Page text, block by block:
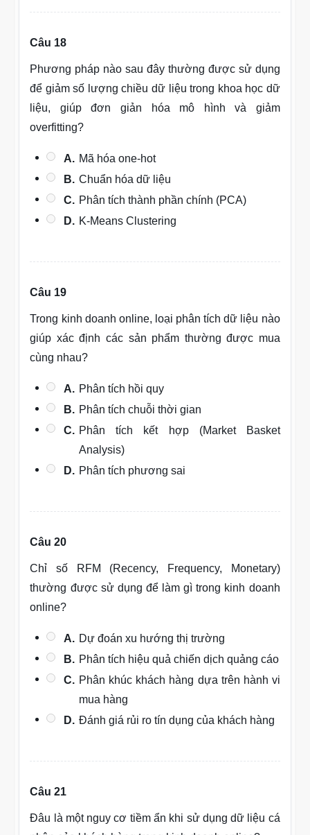
Câu 18
Phương pháp nào sau đây thường được sử dụng
để giảm số lượng chiều dữ liệu trong khoa học dữ
liệu, giúp đơn giản hóa mô hình và giảm
overfitting?
A. Mã hóa one-hot
B. Chuẩn hóa dữ liệu
C. Phân tích thành phần chính (PCA)
D. K-Means Clustering
Câu 19
Trong kinh doanh online, loại phân tích dữ liệu nào
giúp xác định các sản phẩm thường được mua
cùng nhau?
A. Phân tích hồi quy
B. Phân tích chuỗi thời gian
C. Phân tích kết hợp (Market Basket
Analysis)
D. Phân tích phương sai
Câu 20
Chỉ số RFM (Recency, Frequency, Monetary)
thường được sử dụng để làm gì trong kinh doanh
online?
A. Dự đoán xu hướng thị trường
B. Phân tích hiệu quả chiến dịch quảng cáo
C. Phân khúc khách hàng dựa trên hành vi
mua hàng
D. Đánh giá rủi ro tín dụng của khách hàng
Câu 21
Đâu là một nguy cơ tiềm ẩn khi sử dụng dữ liệu cá